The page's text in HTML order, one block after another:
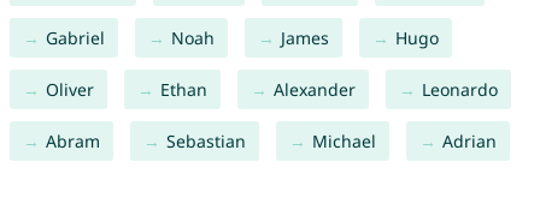
Gabriel Noah James Hugo
Oliver Ethan Alexander Leonardo
Abram Sebastian Michael Adrian